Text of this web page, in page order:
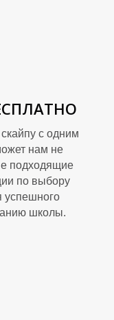
с одним
нам не
подходящие
по выбору
успешного
школы.